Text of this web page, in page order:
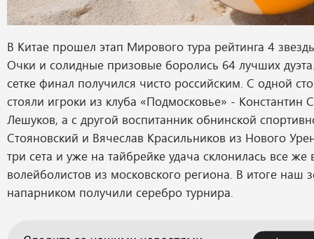
В Китае прошел этап Мирового тура рейтинга 4
Очки и солидные призовые боролись 64 лучших
сетке финал получился чисто российским. С одной
стояли игроки из клуба «Подмосковье» - Константин
Лешуков, а с другой воспитанник обнинской
Стояновский и Вячеслав Красильников из Нового
три сета и уже на тайбрейке удача склонилась все же
волейболистов из московского региона. В итоге наш
напарником получили серебро турнира.